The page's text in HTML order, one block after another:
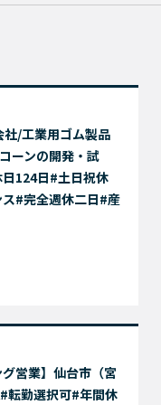
/工業用ゴム製品
ーンの開発・試
124日#土日祝休
#完全週休二日#産
営業】仙台市（宮
転勤選択可#年間休